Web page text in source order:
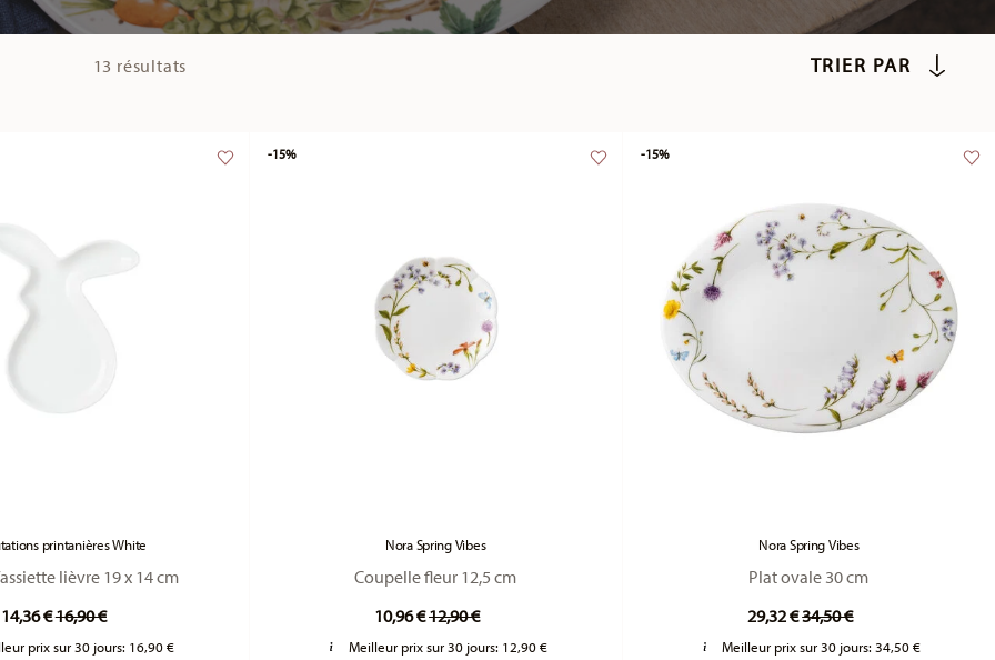
13 résultats
printanières White
lièvre 19 x 14 cm
14,36 €Price reduced from
16,90 €to
prix sur 30 jours: 16,90 €
Nora Spring Vibes
Coupelle fleur 12,5 cm
10,96 €Price reduced from
12,90 €to
Meilleur prix sur 30 jours: 12,90 €
-15%
Nora Spring Vibes
Plat ovale 30 cm
29,32 €Price reduced from
34,50 €to
Meilleur prix sur 30 jours:34,50 €
-15%